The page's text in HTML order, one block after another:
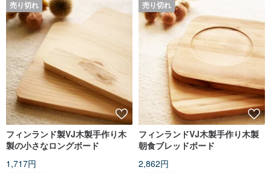
売り切れ
フィンランド製VJ木製手作り木
製の小さなロングボード
1,717円
売り切れ
フィンランドVJ木製手作り木製
朝食ブレッドボード
2,862円